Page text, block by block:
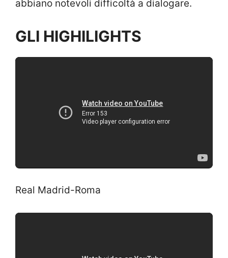
abbiano notevoli difficoltà a dialogare.
GLI HIGHILIGHTS
Real Madrid-Roma